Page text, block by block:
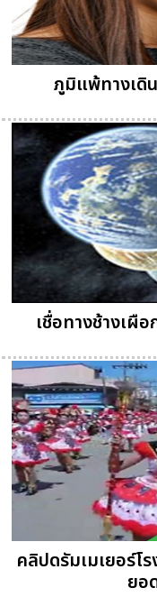
ภูมิแพ้ทางเดิ
เชื่อทางช้างเผื
คลิปดรัมเมเยอร์โ
ยอ